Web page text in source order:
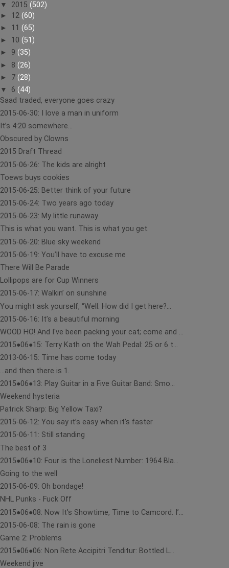
▼ 2015 (502)
► 12 (60)
► 11 (65)
► 10 (51)
► 9 (35)
► 8 (26)
► 7 (28)
▼ 6 (44)
Saad traded, everyone goes crazy
2015-06-30: I love a man in uniform
It’s 4:20 somewhere...
Obscured by Clowns
2015 Draft Thread
2015-06-26: The kids are alright
Toews buys cookies
2015-06-25: Better think of your future
2015-06-24: Two years ago today
2015-06-23: My little runaway
This is what you want. This is what you get.
2015-06-20: Blue sky weekend
2015-06-19: You’ll have to excuse me
There Will Be Parade
Lollipops are for Cup Winners
2015-06-17: Walkin’ on sunshine
You might ask yourself, “Well. How did I get here?...
2015-06-16: It’s a beautiful morning
WOOD HO! And I've been packing your cat; come and ...
2015●06●15: Terry Kath on the Wah Pedal: 25 or 6 t...
2013-06-15: Time has come today
...and then there is 1.
2015●06●13: Play Guitar in a Five Guitar Band: Smo...
Weekend hysteria
Patrick Sharp: Big Yellow Taxi?
2015-06-12: You say it’s easy when it’s faster
2015-06-11: Still standing
The best of 3
2015●06●10: Four is the Loneliest Number: 1964 Bla...
Going to the well
2015-06-09: Oh bondage!
NHL Punks - Fuck Off
2015●06●08: Now It’s Showtime, Time to Camcord. I’...
2015-06-08: The rain is gone
Game 2: Problems
2015●06●06: Non Rete Accipitri Tenditur: Bottled L...
Weekend jive